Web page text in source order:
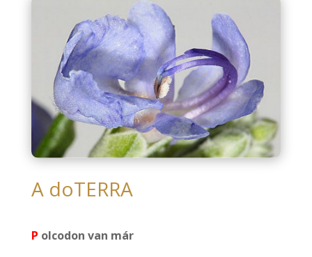
A doTERRA
P olcodon van már